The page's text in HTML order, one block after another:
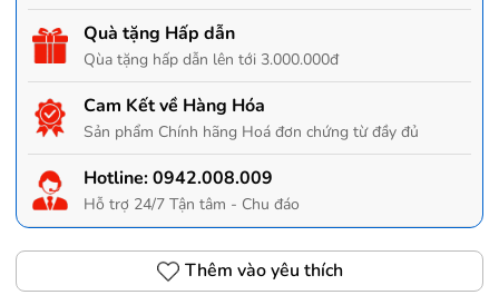
Quà tặng Hấp dẫn
Qùa tặng hấp dẫn lên tới 3.000.000đ
Cam Kết về Hàng Hóa
Sản phẩm Chính hãng Hoá đơn chứng từ đầy đủ
Hotline:0942.008.009
Hỗ trợ 24/7 Tận tâm - Chu đáo
Thêm vào yêu thích